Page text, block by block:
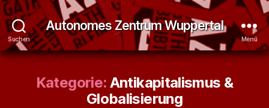
Suchen
Autonomes Zentrum Wuppertal
Menü
Kategorie: Antikapitalismus &
Globalisierung